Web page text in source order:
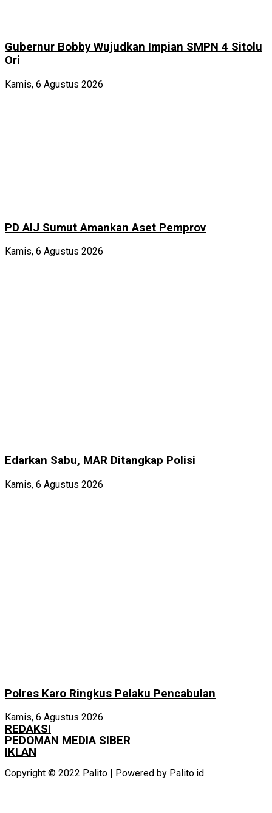
Gubernur Bobby Wujudkan Impian SMPN 4 Sitolu
Ori
Kamis, 6 Agustus 2026
PD AIJ Sumut Amankan Aset Pemprov
Kamis, 6 Agustus 2026
Edarkan Sabu, MAR Ditangkap Polisi
Kamis, 6 Agustus 2026
Polres Karo Ringkus Pelaku Pencabulan
Kamis, 6 Agustus 2026
REDAKSI
PEDOMAN MEDIA SIBER
IKLAN
Copyright © 2022 Palito | Powered by Palito.id